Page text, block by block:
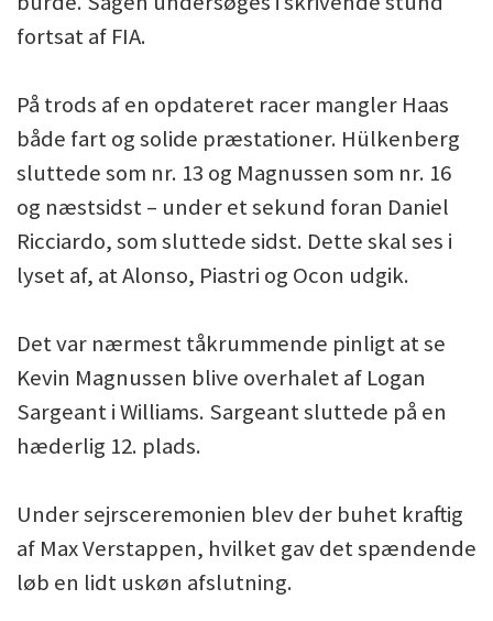
fortsat af FIA.
På trods af en opdateret racer mangler Haas
både fart og solide præstationer. Hülkenberg
sluttede som nr. 13 og Magnussen som nr. 16
og næstsidst – under et sekund foran Daniel
Ricciardo, som sluttede sidst. Dette skal ses i
lyset af, at Alonso, Piastri og Ocon udgik.
Det var nærmest tåkrummende pinligt at se
Kevin Magnussen blive overhalet af Logan
Sargeant i Williams. Sargeant sluttede på en
hæderlig 12. plads.
Under sejrsceremonien blev der buhet kraftig
af Max Verstappen, hvilket gav det spændende
løb en lidt uskøn afslutning.